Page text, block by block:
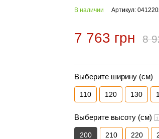
В наличии Артикул:
7 763 грн 8
Выберите ширину (см)
110 120 130
Выберите высоту (см)
200 210 220